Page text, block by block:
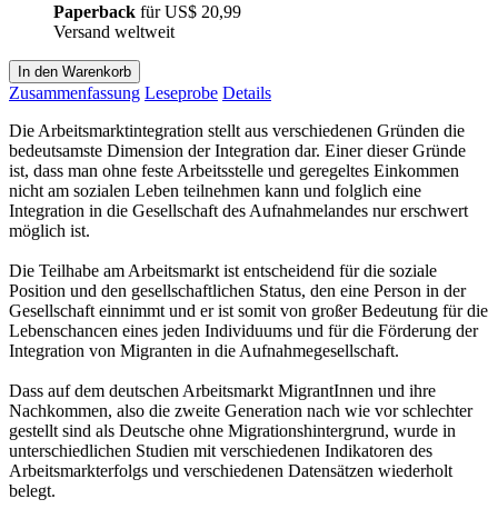
Paperback fürUS$ 20,99
Versand weltweit
In den Warenkorb
Zusammenfassung Leseprobe Details
Die Arbeitsmarktintegration stellt aus verschiedenen Gründen die
bedeutsamste Dimension der Integration dar. Einer dieser Gründe
ist, dass man ohne feste Arbeitsstelle und geregeltes Einkommen
nicht am sozialen Leben teilnehmen kann und folglich eine
Integration in die Gesellschaft des Aufnahmelandes nur erschwert
möglich ist.
Die Teilhabe am Arbeitsmarkt ist entscheidend für die soziale
Position und den gesellschaftlichen Status, den eine Person in der
Gesellschaft einnimmt und er ist somit von großer Bedeutung für die
Lebenschancen eines jeden Individuums und für die Förderung der
Integration von Migranten in die Aufnahmegesellschaft.
Dass auf dem deutschen Arbeitsmarkt MigrantInnen und ihre
Nachkommen, also die zweite Generation nach wie vor schlechter
gestellt sind als Deutsche ohne Migrationshintergrund, wurde in
unterschiedlichen Studien mit verschiedenen Indikatoren des
Arbeitsmarkterfolgs und verschiedenen Datensätzen wiederholt
belegt.